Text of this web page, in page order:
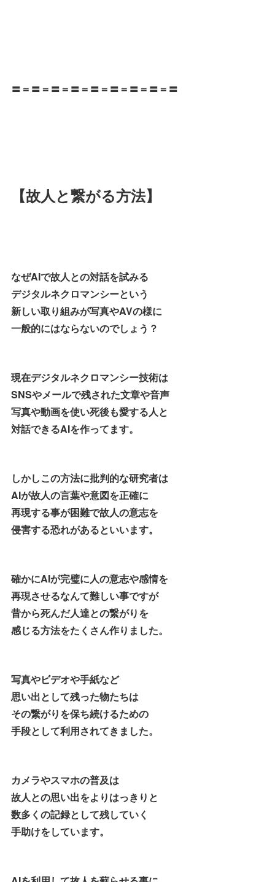
〓＝〓＝〓＝〓＝〓＝〓＝〓＝〓＝〓
【故人と繋がる方法】
なぜAIで故人との対話を試みる
デジタルネクロマンシーという
新しい取り組みが写真やAVの様に
一般的にはならないのでしょう？
現在デジタルネクロマンシー技術は
SNSやメールで残された文章や音声
写真や動画を使い死後も愛する人と
対話できるAIを作ってます。
しかしこの方法に批判的な研究者は
AIが故人の言葉や意図を正確に
再現する事が困難で故人の意志を
侵害する恐れがあるといいます。
確かにAIが完璧に人の意志や感情を
再現させるなんて難しい事ですが
昔から死んだ人達との繋がりを
感じる方法をたくさん作りました。
写真やビデオや手紙など
思い出として残った物たちは
その繋がりを保ち続けるための
手段として利用されてきました。
カメラやスマホの普及は
故人との思い出をよりはっきりと
数多くの記録として残していく
手助けをしています。